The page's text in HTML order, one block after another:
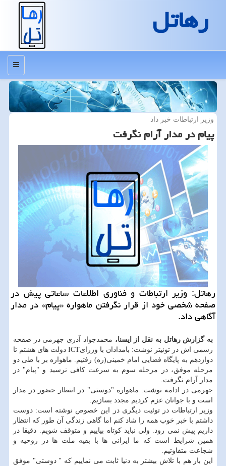
رهاتل
منو
وزیر ارتباطات خبر داد
پیام در مدار آرام نگرفت
رهاتل: وزیر ارتباطات و فناوری اطلاعات ساعاتی پیش در
صفحه شخصی خود از قرار نگرفتن ماهواره «پیام» در مدار
آگاهی داد.
به گزارش رهاتل به نقل از ایسنا، محمدجواد آذری جهرمی در صفحه
رسمی اش در توئیتر نوشت: بامدادان با وزرایICT دولت های هشتم تا
دوازدهم به پایگاه فضایی امام خمینی(ره) رفتیم. ماهواره بر با طی دو
مرحله موفق، در مرحله سوم به سرعت كافی نرسید و "پیام" در
مدار آرام نگرفت.
جهرمی در ادامه نوشت: ماهواره "دوستی" در انتظار حضور در مدار
است و با جوانان عزم كردیم مجدد بسازیم.
وزیر ارتباطات در توئیت دیگری در این خصوص نوشته است: دوست
داشتم با خبر خوب همه را شاد كنم اما گاهی زندگی آن طور كه انتظار
داریم پیش نمی رود. ولی نباید كوتاه بیاییم و متوقف شویم. دقیقا در
همین شرایط است كه ما ایرانی ها با بقیه ملت ها در روحیه و
شجاعت متفاوتیم.
این بار هم با تلاش بیشتر به دنیا ثابت می نماییم كه " دوستی" موفق